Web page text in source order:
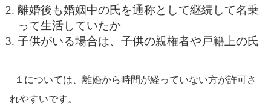
離婚後も婚姻中の氏を通称として継続して名乗
って生活していたか
子供がいる場合は、子供の親権者や戸籍上の氏
１については、離婚から時間が経っていない方が許可さ
れやすいです。